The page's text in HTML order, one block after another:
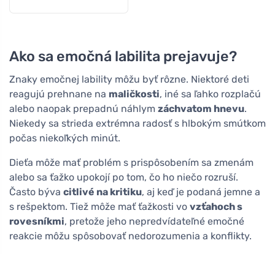
Ako sa emočná labilita prejavuje?
Znaky emočnej lability môžu byť rôzne. Niektoré deti
reagujú prehnane na maličkosti, iné sa ľahko rozplačú
alebo naopak prepadnú náhlym záchvatom hnevu.
Niekedy sa strieda extrémna radosť s hlbokým smútkom
počas niekoľkých minút.
Dieťa môže mať problém s prispôsobením sa zmenám
alebo sa ťažko upokojí po tom, čo ho niečo rozruší.
Často býva citlivé na kritiku, aj keď je podaná jemne a
s rešpektom. Tiež môže mať ťažkosti vo vzťahoch s
rovesníkmi, pretože jeho nepredvídateľné emočné
reakcie môžu spôsobovať nedorozumenia a konflikty.